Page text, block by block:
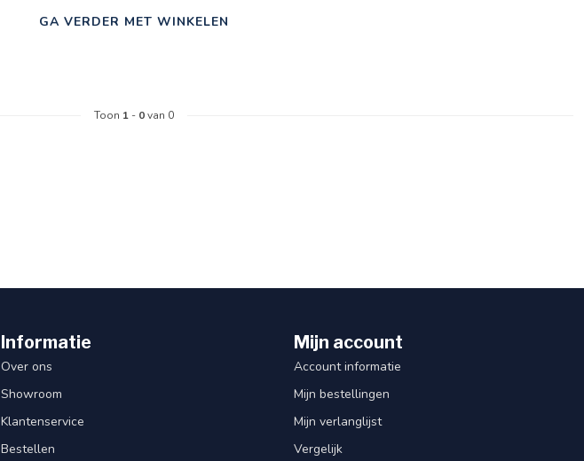
GA VERDER MET WINKELEN
Toon 1 - 0van 0
Informatie
Over ons
Showroom
Klantenservice
Bestellen
Mijn account
Account informatie
Mijn bestellingen
Mijn verlanglijst
Vergelijk